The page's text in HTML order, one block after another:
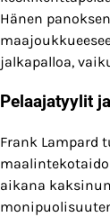
Hänen
jalkapalloa,
Pelaajatyylit
Frank Lampard
aikana